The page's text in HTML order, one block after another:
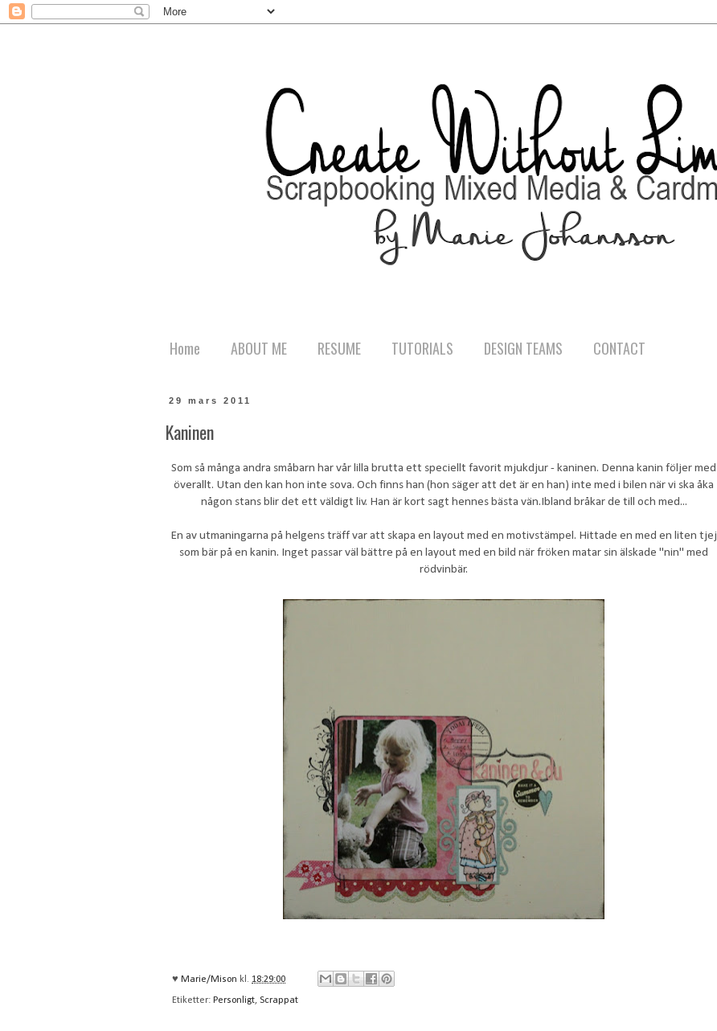
Home ABOUT ME RESUME TUTORIALS DESIGN TEAMS CONTACT
29 mars 2011
Kaninen
Som så många andra småbarn har vår lilla brutta ett speciellt favorit mjukdjur - kaninen. Denna kanin följer med
överallt. Utan den kan hon inte sova. Och finns han (hon säger att det är en han) inte med i bilen när vi ska åka
någon stans blir det ett väldigt liv. Han är kort sagt hennes bästa vän.Ibland bråkar de till och med...
En av utmaningarna på helgens träff var att skapa en layout med en motivstämpel. Hittade en med en liten tjej
som bär på en kanin. Inget passar väl bättre på en layout med en bild när fröken matar sin älskade "nin" med
rödvinbär.
♥ Marie/Mison kl. 18:29:00
Etiketter: Personligt, Scrappat